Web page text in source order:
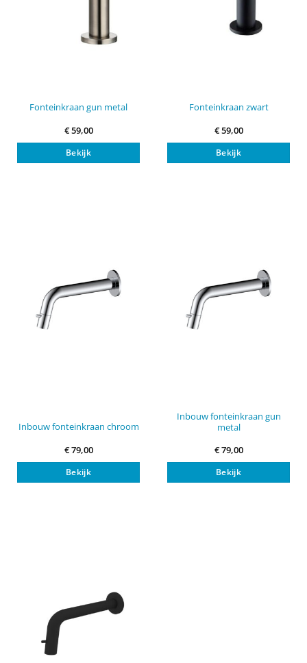
Fonteinkraan gun metal
€59,00
Bekijk
Fonteinkraan zwart
€59,00
Bekijk
Inbouw fonteinkraan chroom
€79,00
Bekijk
Inbouw fonteinkraan gun
metal
€79,00
Bekijk